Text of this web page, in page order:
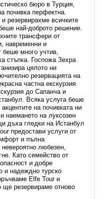
бюро в Турция,
почивка перфектна.
резервирахме всичките
най-доброто решение.
трансфери от
навременни и
много учтив,
стъпка. Госпожа Зехра
цялото ни
резервацията на
частна екскурзия
до Сапанча и
Всяка услуга беше
на почивката ни
наемането на луксозен
дъха гледки на Истанбул
предостави услуги от
и пълна
любезен,
Като семейство от
и добре
и надеждно турско
Elfe Tour и
резервираме отново